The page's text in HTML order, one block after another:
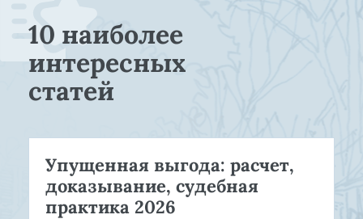
10 наиболее
интересных
статей
Упущенная выгода: расчет,
доказывание, судебная
практика 2026